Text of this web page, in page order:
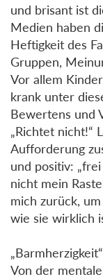
und brisant ist
Medien haben
Heftigkeit des
Gruppen,
Vor allem
krank unter
Bewertens und
„Richtet nicht!“
Aufforderung
und positiv:
nicht mein
mich zurück,
wie sie wirklich
Von der